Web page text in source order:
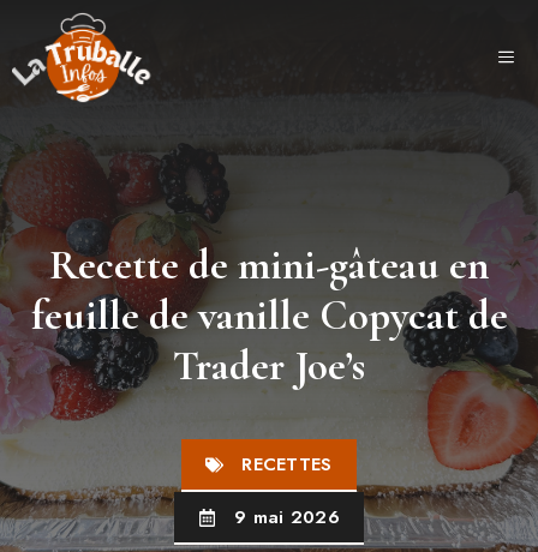
contenu
Recette de mini-gâteau en
feuille de vanille Copycat de
Trader Joe’s
RECETTES
9 mai 2026